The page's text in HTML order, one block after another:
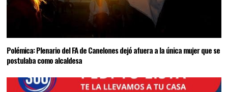
Polémica: Plenario del FA de Canelones dejó afuera a la única mujer que se
postulaba como alcaldesa